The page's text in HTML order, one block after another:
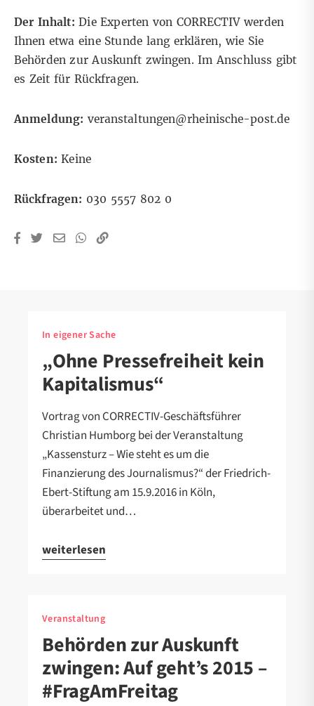
Der Inhalt: Die Experten von CORRECTIV werden
Ihnen etwa eine Stunde lang erklären, wie Sie
Behörden zur Auskunft zwingen. Im Anschluss gibt
es Zeit für Rückfragen.
Anmeldung: veranstaltungen@rheinische-post.de
Kosten: Keine
Rückfragen: 030 5557 802 0
In eigener Sache
„Ohne Pressefreiheit kein
Kapitalismus“
Vortrag von CORRECTIV-Geschäftsführer
Christian Humborg bei der Veranstaltung
„Kassensturz – Wie steht es um die
Finanzierung des Journalismus?“ der Friedrich-
Ebert-Stiftung am 15.9.2016 in Köln,
überarbeitet und…
weiterlesen
Veranstaltung
Behörden zur Auskunft
zwingen: Auf geht’s 2015 –
#FragAmFreitag